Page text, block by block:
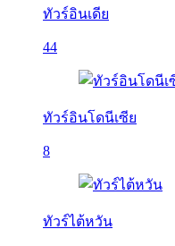
ทัวร์อินเดีย
44
ทัวร์อินโดนีเซีย
8
ทัวร์ไต้หวัน